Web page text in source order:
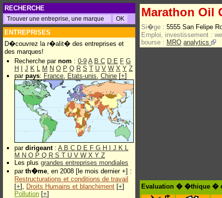
RECHERCHE
ENTREPRISES
D�couvrez la r�alit� des entreprises et
des marques!
Recherche par nom : 0-9 A B C D E F G
H
J K L M N O P Q R S T U V W X Y Z
par pays: France, Etats-unis, Chine [+]
par dirigeant: A B C D E F G H J K L
M N O P Q R S T U V W X Y Z
Les plus grandes entreprises mondiales
par th�me, en 2008 [le mois dernier +] :
Restructurations et conditions de travail
[+], Droits Humains et blanchiment [+]
Pollution [+]
Marathon Oil
Si�ge : 5555 San Felipe
Emploi, investissement :
bourse : MRO analytics
Evaluation � �thique �